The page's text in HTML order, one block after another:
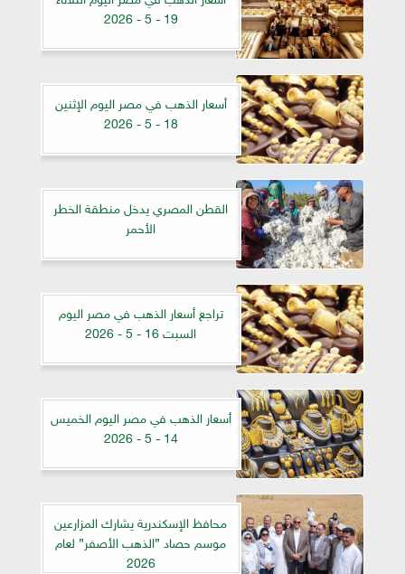
19 - 5 - 2026
أسعار الذهب في مصر اليوم الإثنين
18 - 5 - 2026
القطن المصري يدخل منطقة الخطر
الأحمر
تراجع أسعار الذهب في مصر اليوم
السبت 16 - 5 - 2026
أسعار الذهب في مصر اليوم الخميس
14 - 5 - 2026
محافظ الإسكندرية يشارك المزارعين
موسم حصاد ”الذهب الأصفر” لعام
2026